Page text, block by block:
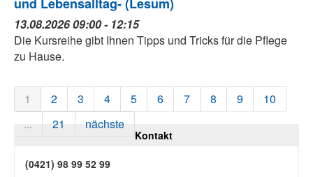
13.08.2026 09:00 - 12:15
Die Kursreihe gibt Ihnen Tipps und Tricks für die Pflege
zu Hause.
1 2 3 4 5 6 7 8 9
10
...
21 nächste
Kontakt
(0421) 98 99 52 99